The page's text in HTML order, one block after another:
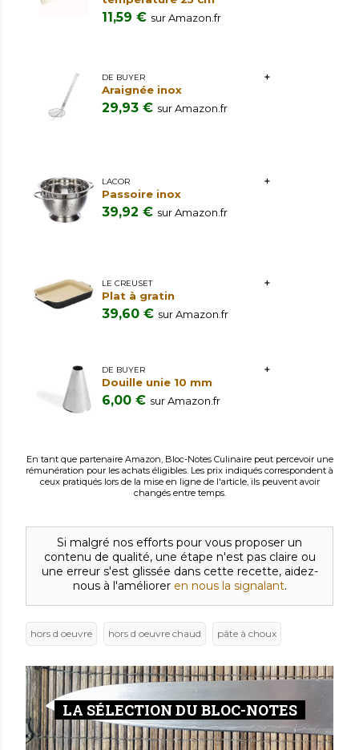
11,59 € sur Amazon.fr
DE BUYER
Araignée inox
29,93 € sur Amazon.fr
LACOR
Passoire inox
39,92 € sur Amazon.fr
LE CREUSET
Plat à gratin
39,60 € sur Amazon.fr
DE BUYER
Douille unie 10 mm
6,00 € sur Amazon.fr
En tant que partenaire Amazon, Bloc-Notes Culinaire peut percevoir une
rémunération pour les achats éligibles. Les prix indiqués correspondent à
ceux pratiqués lors de la mise en ligne de l'article, ils peuvent avoir
changés entre temps.
Si malgré nos efforts pour vous proposer un
contenu de qualité, une étape n'est pas claire ou
une erreur s'est glissée dans cette recette, aidez-
nous à l'améliorer en nous la signalant.
hors d oeuvre hors d oeuvre chaud pâte à choux
LA SÉLECTION DU BLOC-NOTES